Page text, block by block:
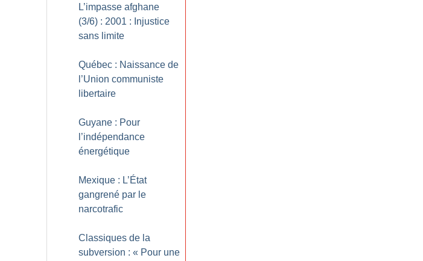
L’impasse afghane
(3/6) : 2001 : Injustice
sans limite
Québec : Naissance de
l’Union communiste
libertaire
Guyane : Pour
l’indépendance
énergétique
Mexique : L’État
gangrené par le
narcotrafic
Classiques de la
subversion : « Pour une